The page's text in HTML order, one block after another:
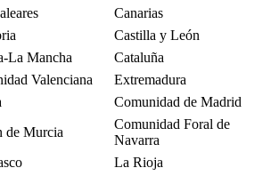
Canarias
Castilla y León
La Mancha
Cataluña
Valenciana
Extremadura
Comunidad de Madrid
de Murcia
Comunidad Foral de
Navarra
La Rioja